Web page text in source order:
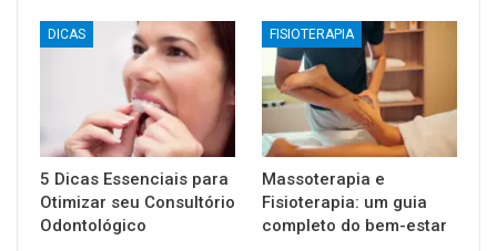
DICAS
5 Dicas Essenciais para
Otimizar seu Consultório
Odontológico
FISIOTERAPIA
Massoterapia e
Fisioterapia: um guia
completo do bem-estar